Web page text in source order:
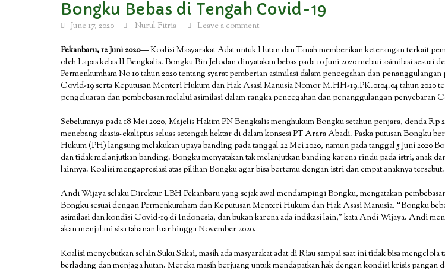
Bongku Bebas di Tengah Covid-19
June 17, 2020 Nurul Fitria Leave a comment
Pekanbaru, 12 Juni 2020—Koalisi Masyarakat Adat untuk Hutan dan Tanah memberikan keterangan terkait
oleh Lapas kelas II Bengkalis. Bongku Bin Jelodan dinyatakan bebas pada 10 Juni 2020 melaui asimilasi sesuai
Permenkumham No 10 tahun 2020 tentang syarat pemberian asimilasi dalam pencegahan dan
Covid-19 serta Keputusan Menteri Hukum dan Hak Asasi Manusia Nomor M.HH-19.PK.0104.04 tahun 2020
pengeluaran dan pembebasan melalui asimilasi dalam rangka pencegahan dan penanggulangan penyebaran
Sebelumnya pada 18 Mei 2020, Majelis Hakim PN Bengkalis menghukum Bongku setahun penjara, denda Rp
menebang akasia-ekaliptus seluas setengah hektar di dalam konsesi PT Arara Abadi. Paska putusan Bongku
Hukum (PH) langsung melakukan upaya banding pada tanggal 22 Mei 2020, namun pada tanggal 5 Juni 2020
dan tidak melanjutkan banding. Bongku menyatakan tak melanjutkan banding karena rindu pada istri, anak
lainnya. Koalisi mengapresiasi atas pilihan Bongku agar bisa bertemu dengan istri dan empat anaknya tersebut.
Andi Wijaya selaku Direktur LBH Pekanbaru yang sejak awal mendampingi Bongku, mengatakan
Bongku sesuai dengan Permenkumham dan Keputusan Menteri Hukum dan Hak Asasi Manusia. “Bongku
asimilasi dan kondisi Covid-19 di Indonesia, dan bukan karena ada indikasi lain,” kata Andi Wijaya. Andi
akan menjalani sisa tahanan luar hingga November 2020.
Koalisi menyebutkan selain Suku Sakai, masih ada masyarakat adat di Riau sampai saat ini tidak bisa mengelola
berladang dan menjaga hutan. Mereka masih berjuang untuk mendapatkan hak dengan kondisi krisis pangan